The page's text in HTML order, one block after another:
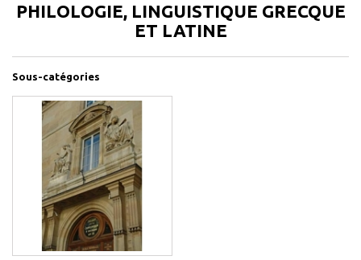
PHILOLOGIE, LINGUISTIQUE GRECQUE
ET LATINE
Sous-catégories